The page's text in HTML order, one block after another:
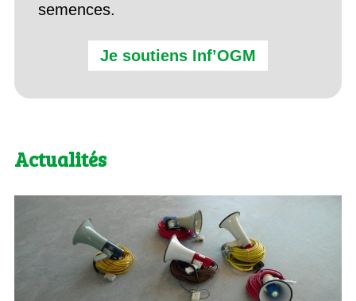
semences.
Je soutiens Inf’OGM
Actualités